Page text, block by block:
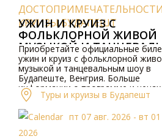
ДОСТОПРИМЕЧАТЕЛЬНОСТИ
КРУИЗЫ БУДАПЕШТ
УЖИН И КРУИЗ С
ФОЛЬКЛОРНОЙ ЖИВОЙ
МУЗЫКОЙ И
ШОУ
Приобретайте официальные
ужин и круиз с фольклорной живой
музыкой и танцевальным шоу в
Будапеште, Венгрия. Больше
информации о программе и ценах
доступно онлайн и по телефону.
Туры и круизы в Будапешт
пт 07 авг. 2026 - вт 01
2026